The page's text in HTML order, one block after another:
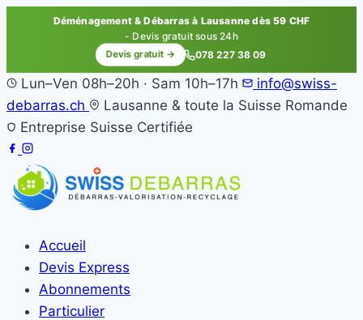
Déménagement & Débarras à Lausanne dès 59 CHF
- Devis gratuit sous 24h
Devis gratuit → 078 227 38 09
Lun–Ven 08h–20h · Sam 10h–17h
info@swiss-
debarras.ch
Lausanne & toute la Suisse Romande
Entreprise Suisse Certifiée
Accueil
Devis Express
Abonnements
Particulier